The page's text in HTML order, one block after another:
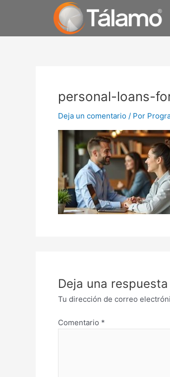
personal-loans-
Deja un comentario / Por
Deja una respuesta
Tu dirección de correo
Comentario *